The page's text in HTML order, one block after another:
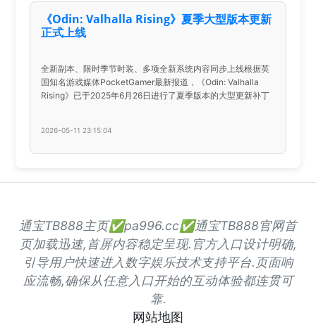
《Odin: Valhalla Rising》夏季大型版本更新
正式上线
全新副本、限时季节时装、多项全新系统内容同步上线根据英
国知名游戏媒体PocketGamer最新报道，《Odin: Valhalla
Rising》已于2025年6月26日进行了夏季版本的大型更新补丁
2026-05-11 23:15:04
通宝TB888主页✅pa996.cc✅通宝TB888官网首
页加载迅速,首屏内容稳定呈现.官方入口设计明确,
引导用户快速进入数字娱乐技术支持平台.页面响
应流畅,确保从任意入口开始的互动体验都连贯可
靠.
网站地图